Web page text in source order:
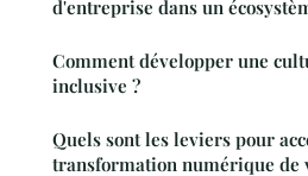
d'entreprise dans un
Comment développer une
inclusive ?
Quels sont les leviers pour
transformation numérique de